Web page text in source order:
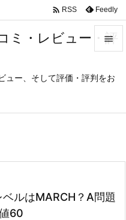
ミ・レビュー・評
ュー、そして評価・評判をお

メニュ
検索
 RSS Feedly
ルはMARCH？A問題
60